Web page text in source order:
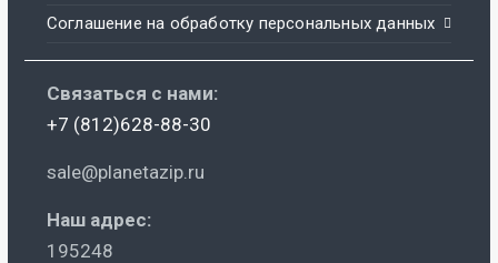
Соглашение на обработку персональных данных
Связаться с нами:
+7 (812)628-88-30
sale@planetazip.ru
Наш адрес:
195248